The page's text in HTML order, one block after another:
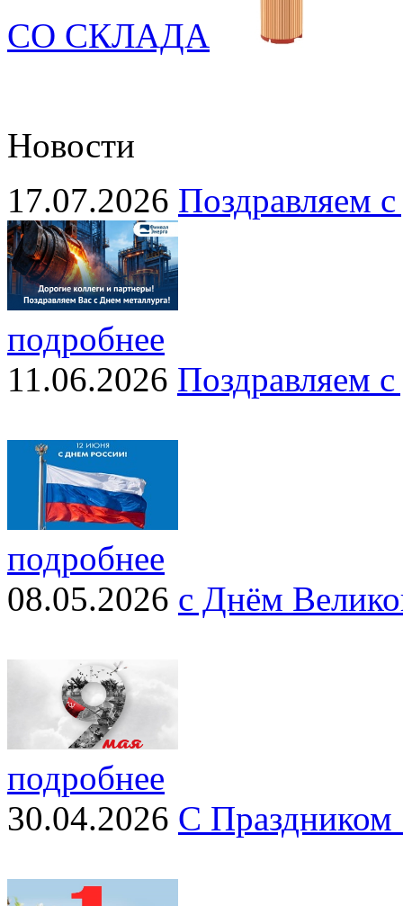
СО СКЛАДА
Новости
17.07.2026 Поздравляем
подробнее
11.06.2026 Поздравляем
подробнее
08.05.2026 с Днём
подробнее
30.04.2026 С